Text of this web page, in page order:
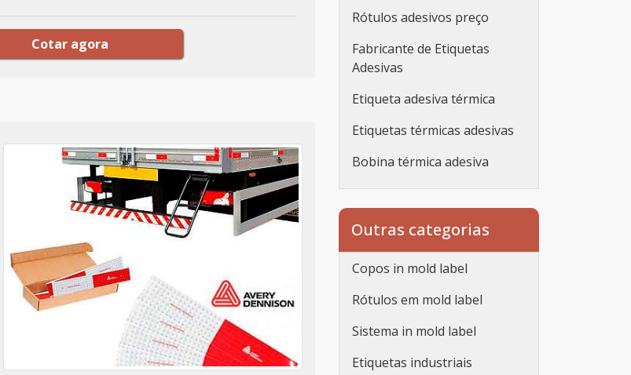
Cotar agora
Rótulos adesivos preço
Fabricante de Etiquetas
Adesivas
Etiqueta adesiva térmica
Etiquetas térmicas adesivas
Bobina térmica adesiva
Etiqueta adesiva
personalizada
Etiqueta adesiva
personalizada rolo
Adesivos personalizados
adesivas promocionais
Outras categorias
Copos in mold label
Rótulos em mold label
Sistema in mold label
Etiquetas industriais